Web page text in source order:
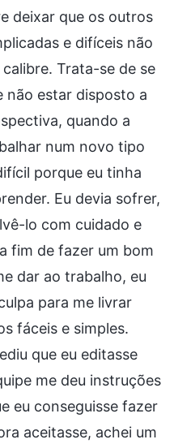
deixar que os outros
e difíceis não
Trata-se de se
estar disposto a
quando a
num novo tipo
porque eu tinha
Eu devia sofrer,
lo com cuidado e
fim de fazer um bom
dar ao trabalho, eu
para me livrar
fáceis e simples.
que eu editasse
me deu instruções
eu conseguisse fazer
aceitasse, achei um